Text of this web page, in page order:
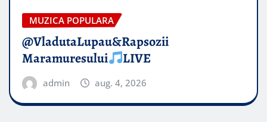
MUZICA POPULARA
@VladutaLupau&Rapsozii
Maramuresului
LIVE
admin aug. 4, 2026